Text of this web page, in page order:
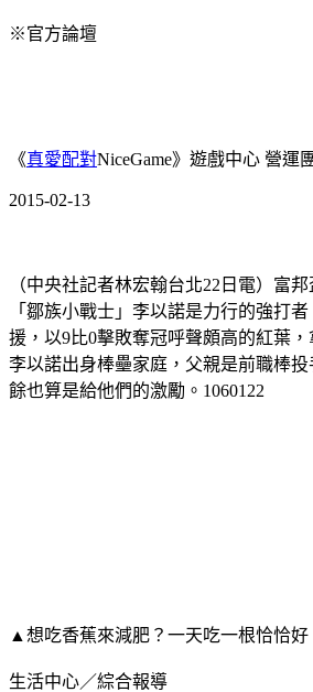
※官方論壇
《真愛配對NiceGame》遊戲中心 營運
2015-02-13
（中央社記者林宏翰台北22日電）富
「鄒族小戰士」李以諾是力行的強打
援，以9比0擊敗奪冠呼聲頗高的紅葉
李以諾出身棒壘家庭，父親是前職棒
餘也算是給他們的激勵。1060122
▲想吃香蕉來減肥？一天吃一根恰恰好
生活中心／綜合報導